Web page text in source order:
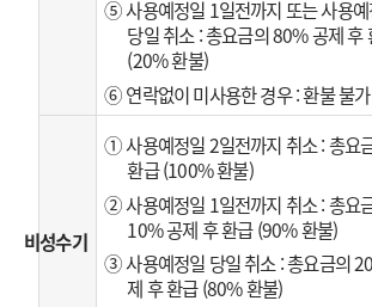
⑤ 사용예정일 1일전까지 또는 사용
당일 취소 : 총요금의 80% 공제 후
(20% 환불)
⑥ 연락없이 미사용한 경우 : 환불 불가
비성수기
① 사용예정일 2일전까지 취소 : 총요
환급 (100% 환불)
② 사용예정일 1일전까지 취소 : 총요
10% 공제 후 환급 (90% 환불)
③ 사용예정일 당일 취소 : 총요금의
제 후 환급 (80% 환불)